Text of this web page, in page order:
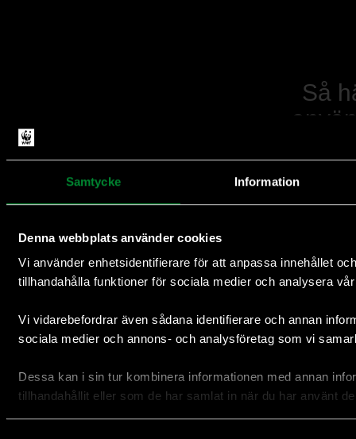
Samtycke Information
Denna webbplats använder cookies
Vi använder enhetsidentifierare för att anpassa innehållet
tillhandahålla funktioner för sociala medier och analysera
Vi vidarebefordrar även sådana identifierare och annan
sociala medier och annons- och analysföretag som vi
Dessa kan i sin tur kombinera informationen med annan
tillhandahållit eller som de har samlat in när du har använt
Så
Naturvård 87%